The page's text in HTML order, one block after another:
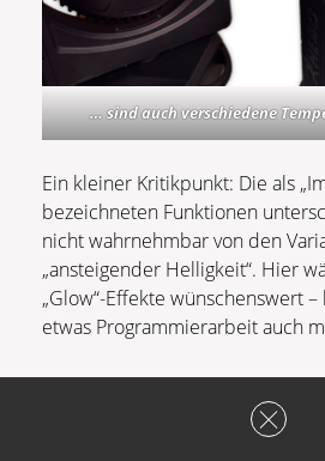
… sind auch verschiedene
Ein kleiner Kritikpunkt: Die als
bezeichneten Funktionen
nicht wahrnehmbar von den
„ansteigender Helligkeit“. Hier
„Glow“-Effekte wünschenswert
etwas Programmierarbeit auch
Kann die
Performance der